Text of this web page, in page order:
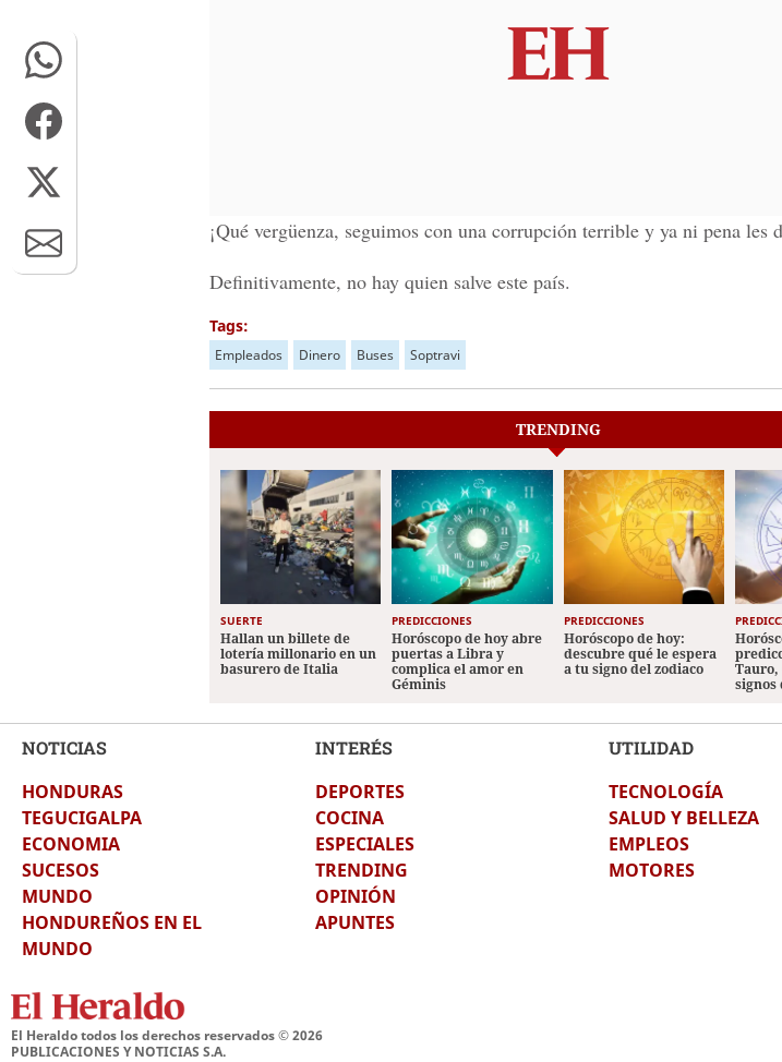
¡Qué vergüenza, seguimos con una corrupción terrible y ya ni pena les
Definitivamente, no hay quien salve este país.
Tags:
Empleados Dinero Buses Soptravi
TRENDING
SUERTE
Hallan un billete de
lotería millonario en un
basurero de Italia
PREDICCIONES
Horóscopo de hoy abre
puertas a Libra y
complica el amor en
Géminis
PREDICCIONES
Horóscopo de hoy:
descubre qué le espera
a tu signo del zodiaco
Tauro,
signos
NOTICIAS
HONDURAS
TEGUCIGALPA
ECONOMIA
SUCESOS
MUNDO
HONDUREÑOS EN EL
MUNDO
INTERÉS
DEPORTES
COCINA
ESPECIALES
TRENDING
OPINIÓN
APUNTES
UTILIDAD
TECNOLOGÍA
SALUD Y BELLEZA
EMPLEOS
MOTORES
El Heraldo todos los derechos reservados ©2026
PUBLICACIONES Y NOTICIAS S.A.